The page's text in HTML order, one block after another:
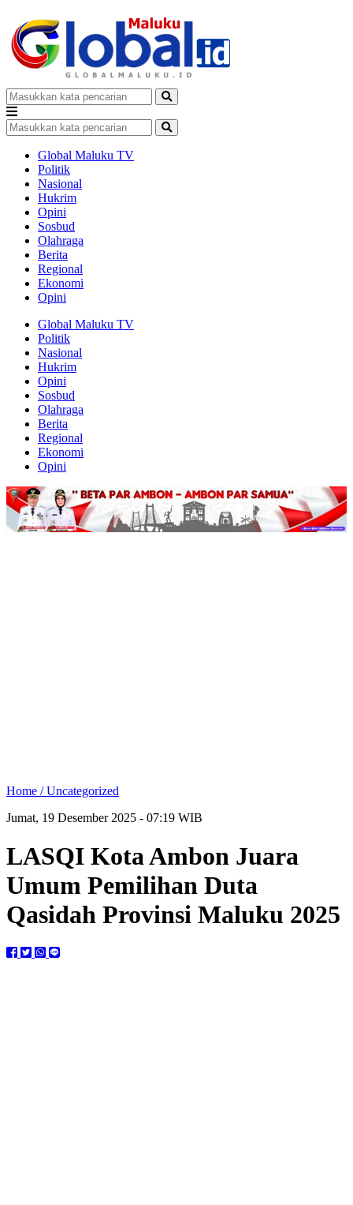
Global Maluku TV
Politik
Nasional
Hukrim
Opini
Sosbud
Olahraga
Berita
Regional
Ekonomi
Opini
Global Maluku TV
Politik
Nasional
Hukrim
Opini
Sosbud
Olahraga
Berita
Regional
Ekonomi
Opini
Home /Uncategorized
Jumat, 19 Desember 2025 - 07:19 WIB
LASQI Kota Ambon Juara
Umum Pemilihan Duta
Qasidah Provinsi Maluku 2025